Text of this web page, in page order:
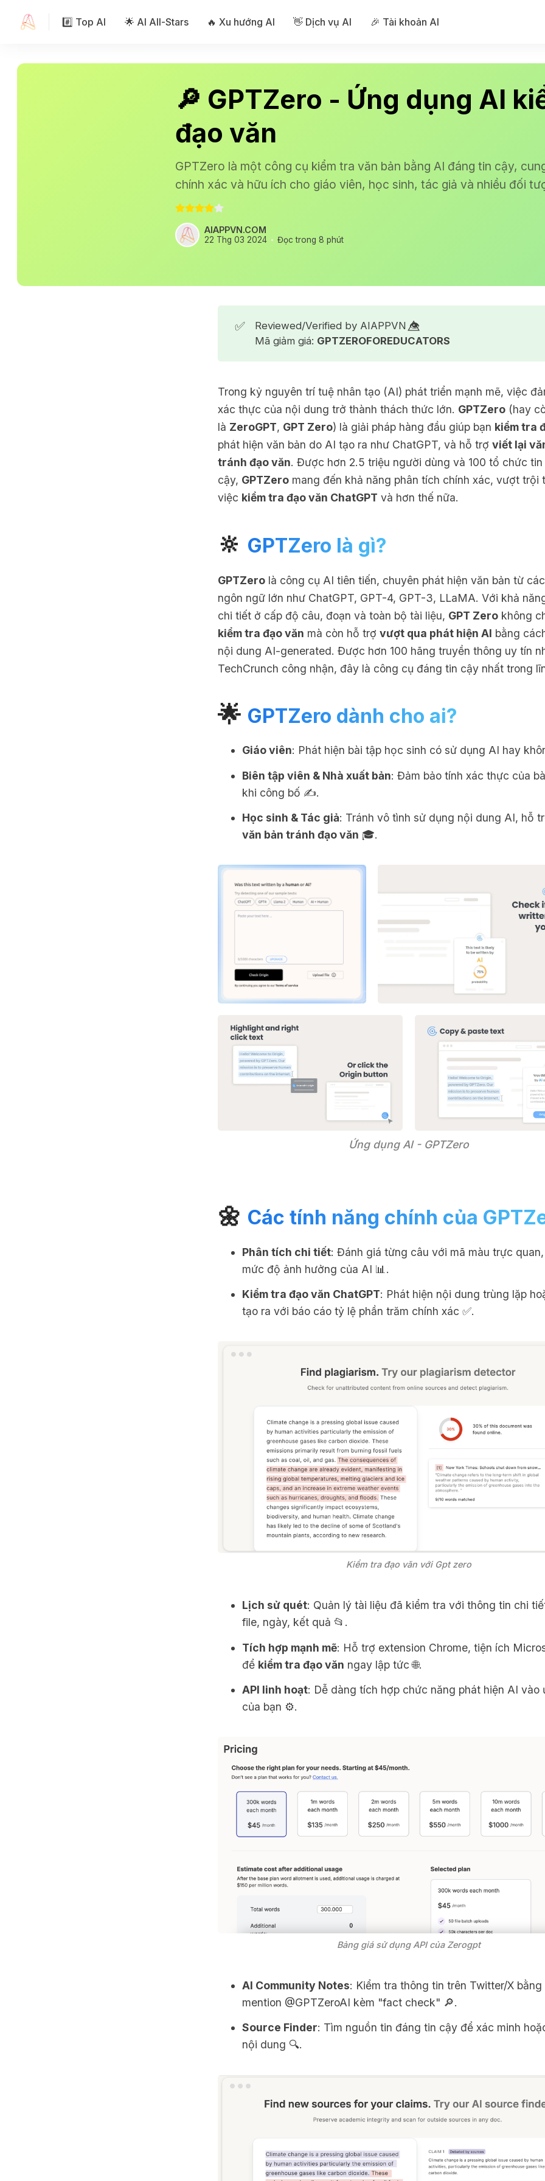
#️⃣ Top AI 🌟 AI All-Stars 🔥 Xu hướng AI 👋 Dịch vụ AI 🎉 Tài khoản AI
🔎 GPTZero - Ứng dụng AI
đạo văn
GPTZero là một công cụ kiểm tra văn bản bằng AI đáng tin cậy,
chính xác và hữu ích cho giáo viên, học sinh, tác giả và nhiều đối
AIAPPVN.COM
22 Thg 03 2024 Đọc trong 8 phút
✅
Reviewed/Verified by AIAPPVN 👁️⃤
Mã giảm giá: GPTZEROFOREDUCATORS
Trong kỷ nguyên trí tuệ nhân tạo (AI) phát triển mạnh mẽ, việc
xác thực của nội dung trở thành thách thức lớn. GPTZero (hay
là ZeroGPT, GPT Zero) là giải pháp hàng đầu giúp bạn kiểm tra
phát hiện văn bản do AI tạo ra như ChatGPT, và hỗ trợ viết lại
tránh đạo văn. Được hơn 2.5 triệu người dùng và 100 tổ chức tin
cậy, GPTZero mang đến khả năng phân tích chính xác, vượt trội
việc kiểm tra đạo văn ChatGPT và hơn thế nữa.
🔆 GPTZero là gì?
GPTZero là công cụ AI tiên tiến, chuyên phát hiện văn bản từ
ngôn ngữ lớn như ChatGPT, GPT-4, GPT-3, LLaMA. Với khả
chi tiết ở cấp độ câu, đoạn và toàn bộ tài liệu, GPT Zero không
kiểm tra đạo văn mà còn hỗ trợ vượt qua phát hiện AI bằng
nội dung AI-generated. Được hơn 100 hãng truyền thông uy tín
TechCrunch công nhận, đây là công cụ đáng tin cậy nhất trong
🌟 GPTZero dành cho ai?
Giáo viên: Phát hiện bài tập học sinh có sử dụng AI hay
Biên tập viên & Nhà xuất bản: Đảm bảo tính xác thực của
khi công bố ✍️.
Học sinh & Tác giả: Tránh vô tình sử dụng nội dung AI, hỗ
văn bản tránh đạo văn 🎓.
Ứng dụng AI - GPTZero
🌼 Các tính năng chính của
Phân tích chi tiết: Đánh giá từng câu với mã màu trực
mức độ ảnh hưởng của AI 📊.
Kiểm tra đạo văn ChatGPT: Phát hiện nội dung trùng lặp
tạo ra với báo cáo tỷ lệ phần trăm chính xác ✅.
Kiểm tra đạo văn với Gpt zero
Lịch sử quét: Quản lý tài liệu đã kiểm tra với thông tin chi
file, ngày, kết quả 📂.
Tích hợp mạnh mẽ: Hỗ trợ extension Chrome, tiện ích
để kiểm tra đạo văn ngay lập tức 🌐.
API linh hoạt: Dễ dàng tích hợp chức năng phát hiện AI vào
của bạn ⚙️.
Bảng giá sử dụng API của Zerogpt
AI Community Notes: Kiểm tra thông tin trên Twitter/X bằng
mention @GPTZeroAI kèm "fact check" 🔎.
Source Finder: Tìm nguồn tin đáng tin cậy để xác minh
nội dung 🔍.